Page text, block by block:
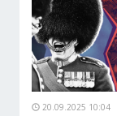
20.09.2025 10:04